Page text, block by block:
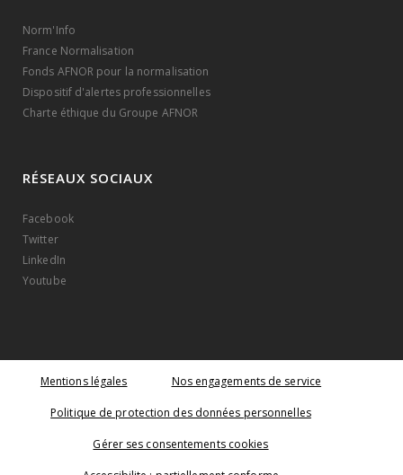
Norm'Info
France Normalisation
Fonds AFNOR pour la normalisation
Dispositif d'alertes professionnelles
Charte éthique du Groupe AFNOR
RÉSEAUX SOCIAUX
Facebook
Twitter
LinkedIn
Youtube
Mentions légales Nos engagements de service
Politique de protection des données personnelles
Gérer ses consentements cookies